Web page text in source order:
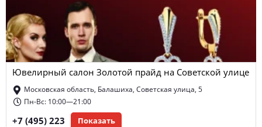
Ювелирный салон Золотой прайд на Советской улице
Московская область, Балашиха, Советская улица, 5
Пн-Вс: 10:00—21:00
+7 (495) 223 Показать